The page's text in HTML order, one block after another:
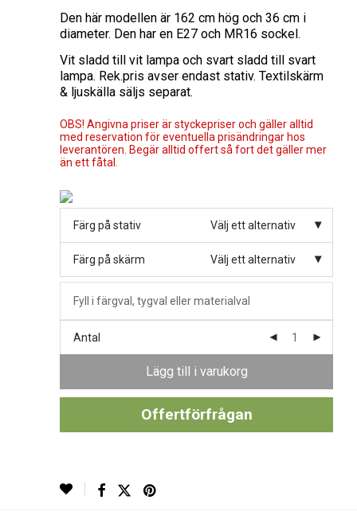
Den här modellen är 162 cm hög och 36 cm i
diameter. Den har en E27 och MR16 sockel.
Vit sladd till vit lampa och svart sladd till svart
lampa. Rek.pris avser endast stativ. Textilskärm
& ljuskälla säljs separat.
OBS! Angivna priser är styckepriser och gäller alltid
med reservation för eventuella prisändringar hos
leverantören. Begär alltid offert så fort det gäller mer
än ett fåtal.
Färg på stativ Välj ett alternativ
Färg på skärm Välj ett alternativ
Antal
Lägg till i varukorg
Offertförfrågan